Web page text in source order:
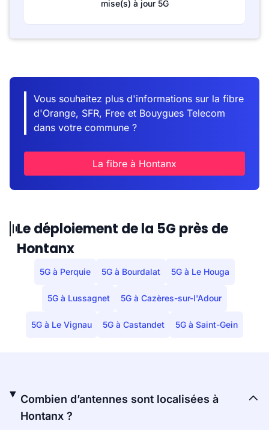
mise(s) à jour 5G
Vous souhaitez plus d'informations sur la fibre
d'Orange, SFR, Free et Bouygues Telecom
dans votre commune ?
La fibre à Hontanx
Le déploiement de la 5G près de
Hontanx
5G à Perquie 5G à Bourdalat 5G à Le Houga
5G à Lussagnet 5G à Cazères-sur-l'Adour
5G à Le Vignau 5G à Castandet 5G à Saint-Gein
Combien d’antennes sont localisées à
Hontanx ?